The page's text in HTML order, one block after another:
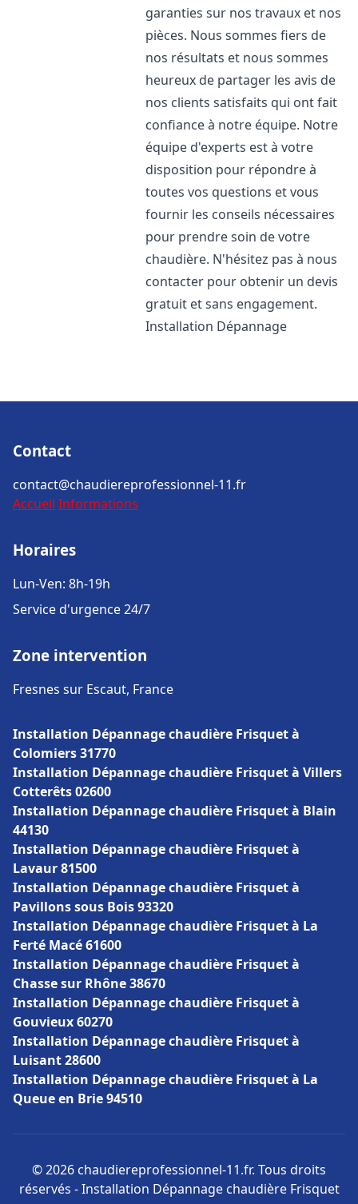
garanties sur nos travaux et nos
pièces. Nous sommes fiers de
nos résultats et nous sommes
heureux de partager les avis de
nos clients satisfaits qui ont fait
confiance à notre équipe. Notre
équipe d'experts est à votre
disposition pour répondre à
toutes vos questions et vous
fournir les conseils nécessaires
pour prendre soin de votre
chaudière. N'hésitez pas à nous
contacter pour obtenir un devis
gratuit et sans engagement.
Installation Dépannage
Contact
contact@chaudiereprofessionnel-11.fr
Accueil Informations
Horaires
Lun-Ven: 8h-19h
Service d'urgence 24/7
Zone intervention
Fresnes sur Escaut, France
Installation Dépannage chaudière Frisquet à
Colomiers 31770
Installation Dépannage chaudière Frisquet à Villers
Cotterêts 02600
Installation Dépannage chaudière Frisquet à Blain
44130
Installation Dépannage chaudière Frisquet à
Lavaur 81500
Installation Dépannage chaudière Frisquet à
Pavillons sous Bois 93320
Installation Dépannage chaudière Frisquet à La
Ferté Macé 61600
Installation Dépannage chaudière Frisquet à
Chasse sur Rhône 38670
Installation Dépannage chaudière Frisquet à
Gouvieux 60270
Installation Dépannage chaudière Frisquet à
Luisant 28600
Installation Dépannage chaudière Frisquet à La
Queue en Brie 94510
© 2026 chaudiereprofessionnel-11.fr. Tous droits
réservés - Installation Dépannage chaudière Frisquet